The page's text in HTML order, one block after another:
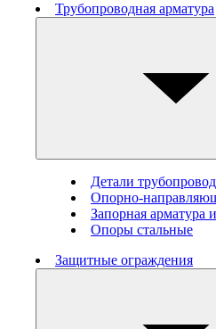
Трубопроводная арматура
Детали
Опорно-
Запорная арматура
Опоры стальные
Защитные ограждения